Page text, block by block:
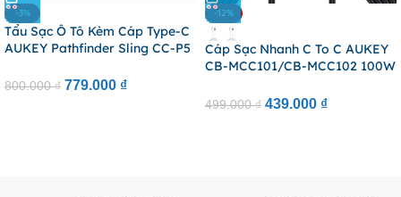
-3%
Tẩu Sạc Ô Tô Kèm Cáp Type-C
AUKEY Pathfinder Sling CC-P5
LED Indicator Light)
800.000₫ 779.000 ₫
-12%
Cáp Sạc Nhanh C To C AUKEY
CB-MCC101/CB-MCC102 100W
480Mbps)
499.000₫ 439.000 ₫